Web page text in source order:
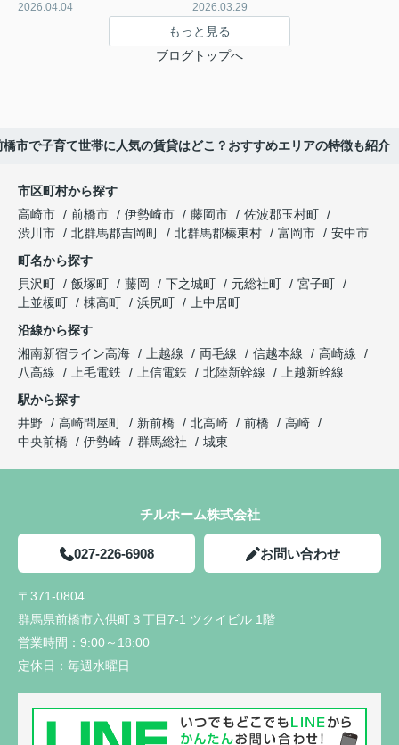
2026.04.04 2026.03.29
もっと見る
ブログトップへ
橋市で子育て世帯に人気の賃貸はどこ？おすすめエリアの特徴も紹介
市区町村から探す
高崎市
前橋市 伊勢崎市 藤岡市
佐波郡玉村町
渋川市
北群馬郡吉岡町 北群馬郡榛東村 富岡市
安中市
町名から探す
貝沢町
飯塚町 藤岡 下之城町 元総社町
宮子町
上並榎町
棟高町 浜尻町
上中居町
沿線から探す
湘南新宿ライン高海
上越線 両毛線 信越本線
高崎線
八高線
上毛電鉄 上信電鉄 北陸新幹線
上越新幹線
駅から探す
井野
高崎問屋町 新前橋 北高崎 前橋
高崎
中央前橋
伊勢崎 群馬総社 城東
チルホーム株式会社
027-226-6908 お問い合わせ
〒371-0804
群馬県前橋市六供町３丁目7-1 ツクイビル 1階
営業時間： 9:00～18:00
定休日： 毎週水曜日